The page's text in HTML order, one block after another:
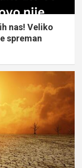
nas! Veliko
spreman